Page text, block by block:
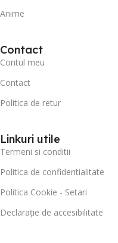
Anime
Contact
Contul meu
Contact
Politica de retur
Linkuri utile
Termeni si conditii
Politica de confidentialitate
Politica Cookie - Setari
Declarație de accesibilitate